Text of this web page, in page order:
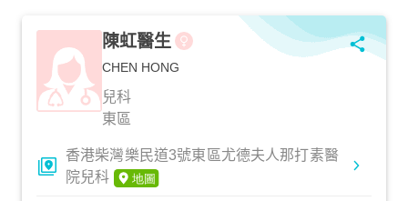
陳虹醫生
CHEN HONG
兒科
東區
香港柴灣樂民道3號東區尤德夫人那打素醫
院兒科